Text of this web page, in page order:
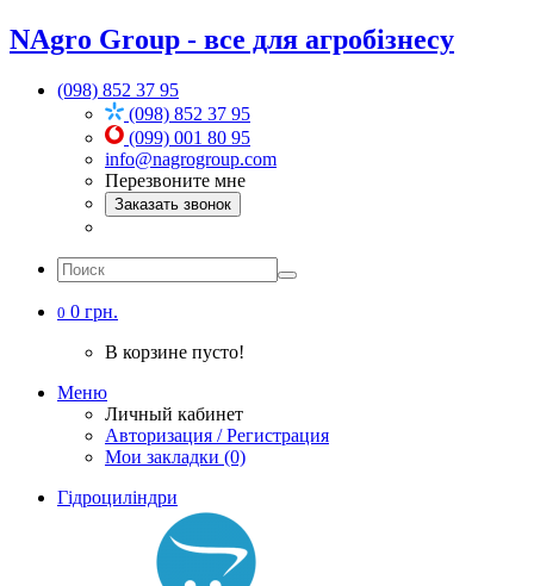
NAgro Group - все для агробізнесу
(098) 852 37 95
(098) 852 37 95
(099) 001 80 95
info@nagrogroup.com
Перезвоните мне
Заказать звонок
0 0 грн.
В корзине пусто!
Меню
Личный кабинет
Авторизация / Регистрация
Мои закладки (0)
Гідроциліндри